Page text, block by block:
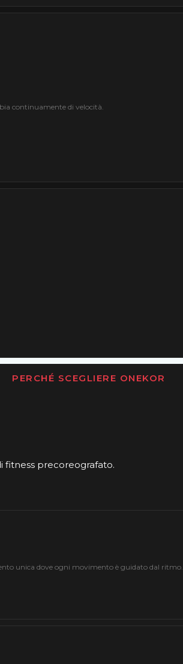
continuamente di velocità.
PERCHÉ SCEGLIERE ONEKOR
fitness precoreografato.
unica dove ogni movimento è guidato dal ritmo.